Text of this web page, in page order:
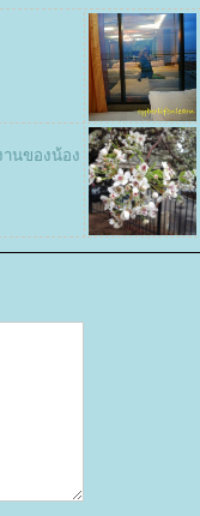
านของน้อง